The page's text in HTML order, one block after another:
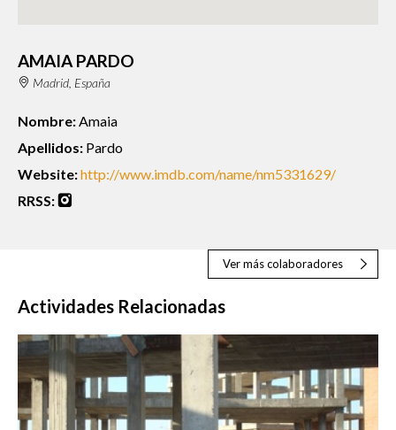
AMAIA PARDO
Madrid, España
Nombre: Amaia
Apellidos: Pardo
Website:http://www.imdb.com/name/nm5331629/
RRSS:
Ver más colaboradores
Actividades Relacionadas